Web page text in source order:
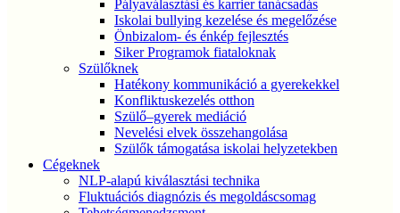
Pályaválasztási és karrier tanácsadás
Iskolai bullying kezelése és megelőzése
Önbizalom- és énkép fejlesztés
Siker Programok fiataloknak
Szülőknek
Hatékony kommunikáció a gyerekekkel
Konfliktuskezelés otthon
Szülő–gyerek mediáció
Nevelési elvek összehangolása
Szülők támogatása iskolai helyzetekben
Cégeknek
NLP-alapú kiválasztási technika
Fluktuációs diagnózis és megoldáscsomag